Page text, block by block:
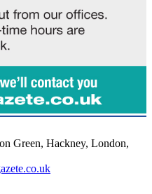
Green, Hackney, London,